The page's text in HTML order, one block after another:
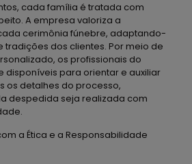
cada família é tratada com
A empresa valoriza a
cerimônia fúnebre, adaptando-
tradições dos clientes. Por meio de
os profissionais do
disponíveis para orientar e auxiliar
os detalhes do processo,
despedida seja realizada com
a Ética e a Responsabilidade